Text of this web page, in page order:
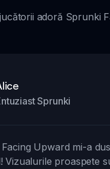
adoră Sprunki
Sprunki
Upward mi-a
Vizualurile proaspete